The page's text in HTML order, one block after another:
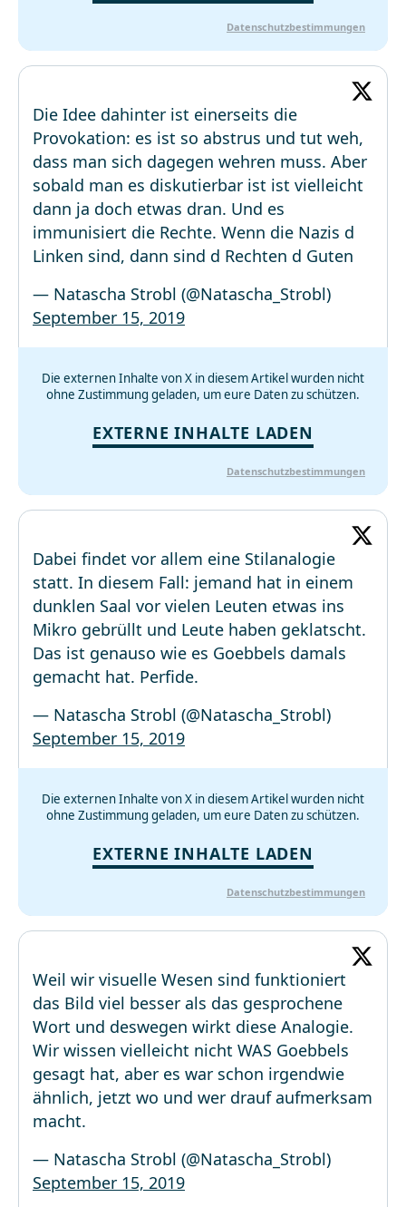
Datenschutzbestimmungen
Die Idee dahinter ist einerseits die
Provokation: es ist so abstrus und tut weh,
dass man sich dagegen wehren muss. Aber
sobald man es diskutierbar ist ist vielleicht
dann ja doch etwas dran. Und es
immunisiert die Rechte. Wenn die Nazis d
Linken sind, dann sind d Rechten d Guten
— Natascha Strobl (@Natascha_Strobl)
September 15, 2019
Die externen Inhalte von X in diesem Artikel wurden nicht
ohne Zustimmung geladen, um eure Daten zu schützen.
EXTERNE INHALTE LADEN
Datenschutzbestimmungen
Dabei findet vor allem eine Stilanalogie
statt. In diesem Fall: jemand hat in einem
dunklen Saal vor vielen Leuten etwas ins
Mikro gebrüllt und Leute haben geklatscht.
Das ist genauso wie es Goebbels damals
gemacht hat. Perfide.
— Natascha Strobl (@Natascha_Strobl)
September 15, 2019
Die externen Inhalte von X in diesem Artikel wurden nicht
ohne Zustimmung geladen, um eure Daten zu schützen.
EXTERNE INHALTE LADEN
Datenschutzbestimmungen
Weil wir visuelle Wesen sind funktioniert
das Bild viel besser als das gesprochene
Wort und deswegen wirkt diese Analogie.
Wir wissen vielleicht nicht WAS Goebbels
gesagt hat, aber es war schon irgendwie
ähnlich, jetzt wo und wer drauf aufmerksam
macht.
— Natascha Strobl (@Natascha_Strobl)
September 15, 2019